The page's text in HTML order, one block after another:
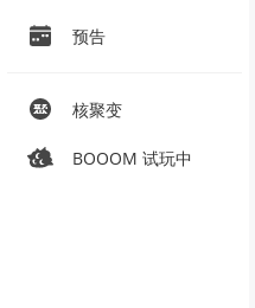
预告
核聚变
BOOOM 试玩中